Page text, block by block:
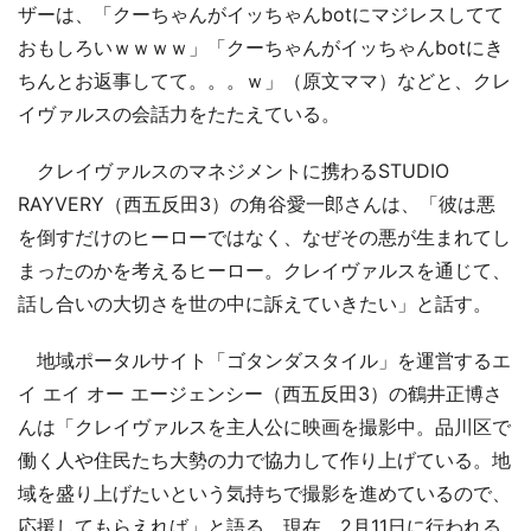
ザーは、「クーちゃんがイッちゃんbotにマジレスしてて
おもしろいｗｗｗｗ」「クーちゃんがイッちゃんbotにき
ちんとお返事してて。。。ｗ」（原文ママ）などと、クレ
イヴァルスの会話力をたたえている。
クレイヴァルスのマネジメントに携わるSTUDIO
RAYVERY（西五反田3）の角谷愛一郎さんは、「彼は悪
を倒すだけのヒーローではなく、なぜその悪が生まれてし
まったのかを考えるヒーロー。クレイヴァルスを通じて、
話し合いの大切さを世の中に訴えていきたい」と話す。
地域ポータルサイト「ゴタンダスタイル」を運営するエ
イ エイ オー エージェンシー（西五反田3）の鶴井正博さ
んは「クレイヴァルスを主人公に映画を撮影中。品川区で
働く人や住民たち大勢の力で協力して作り上げている。地
域を盛り上げたいという気持ちで撮影を進めているので、
応援してもらえれば」と語る。現在、2月11日に行われる